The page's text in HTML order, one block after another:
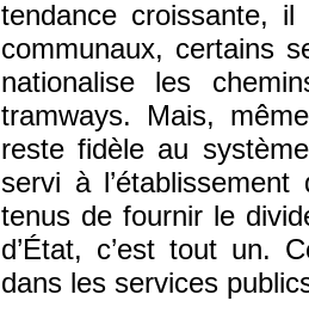
tendance croissante,
communaux, certains
nationalise les
tramways. Mais,
reste fidèle au
servi à
tenus de fournir le
d’État, c’est tout un.
dans les services